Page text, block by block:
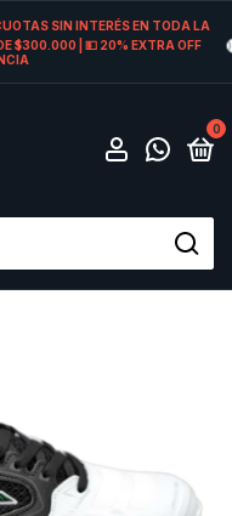
SIN INTERÉS EN TODA LA
$300.000 | 💵 20% EXTRA OFF
0